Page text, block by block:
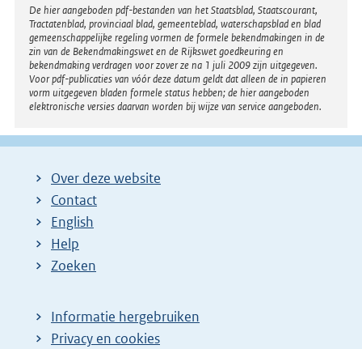
Disclaimer
De hier aangeboden pdf-bestanden van het Staatsblad, Staatscourant,
Tractatenblad, provinciaal blad, gemeenteblad, waterschapsblad en blad
gemeenschappelijke regeling vormen de formele bekendmakingen in de
zin van de Bekendmakingswet en de Rijkswet goedkeuring en
bekendmaking verdragen voor zover ze na 1 juli 2009 zijn uitgegeven.
Voor pdf-publicaties van vóór deze datum geldt dat alleen de in papieren
vorm uitgegeven bladen formele status hebben; de hier aangeboden
elektronische versies daarvan worden bij wijze van service aangeboden.
Over deze website
Contact
English
Help
Zoeken
Informatie hergebruiken
Privacy en cookies